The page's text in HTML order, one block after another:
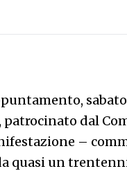
patrocinato dal
–
quasi un